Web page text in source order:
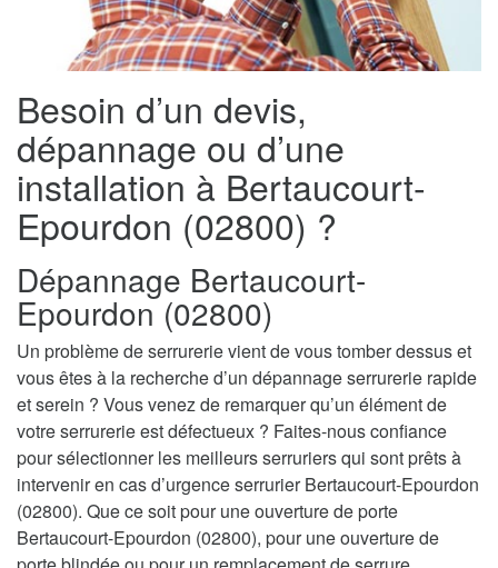
Besoin d’un devis,
dépannage ou d’une
installation à Bertaucourt-
Epourdon (02800) ?
Dépannage Bertaucourt-
Epourdon (02800)
Un problème de serrurerie vient de vous tomber dessus et
vous êtes à la recherche d’un dépannage serrurerie rapide
et serein ? Vous venez de remarquer qu’un élément de
votre serrurerie est défectueux ? Faites-nous confiance
pour sélectionner les meilleurs serruriers qui sont prêts à
intervenir en cas d’urgence serrurier Bertaucourt-Epourdon
(02800). Que ce soit pour une ouverture de porte
Bertaucourt-Epourdon (02800), pour une ouverture de